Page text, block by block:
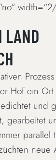
LAND
Hof ein
und
gearbeitet
parallel
neue